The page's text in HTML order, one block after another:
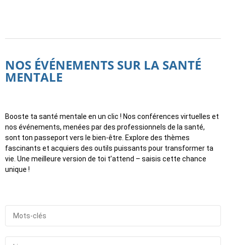
NOS ÉVÉNEMENTS SUR LA SANTÉ
MENTALE
Booste ta santé mentale en un clic ! Nos conférences virtuelles et
nos événements, menées par des professionnels de la santé,
sont ton passeport vers le bien-être. Explore des thèmes
fascinants et acquiers des outils puissants pour transformer ta
vie. Une meilleure version de toi t’attend – saisis cette chance
unique !